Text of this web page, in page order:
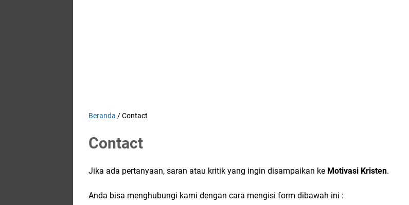
Beranda /Contact
Contact
Jika ada pertanyaan, saran atau kritik yang ingin disampaikan ke Motivasi Kristen.
Anda bisa menghubungi kami dengan cara mengisi form dibawah ini :